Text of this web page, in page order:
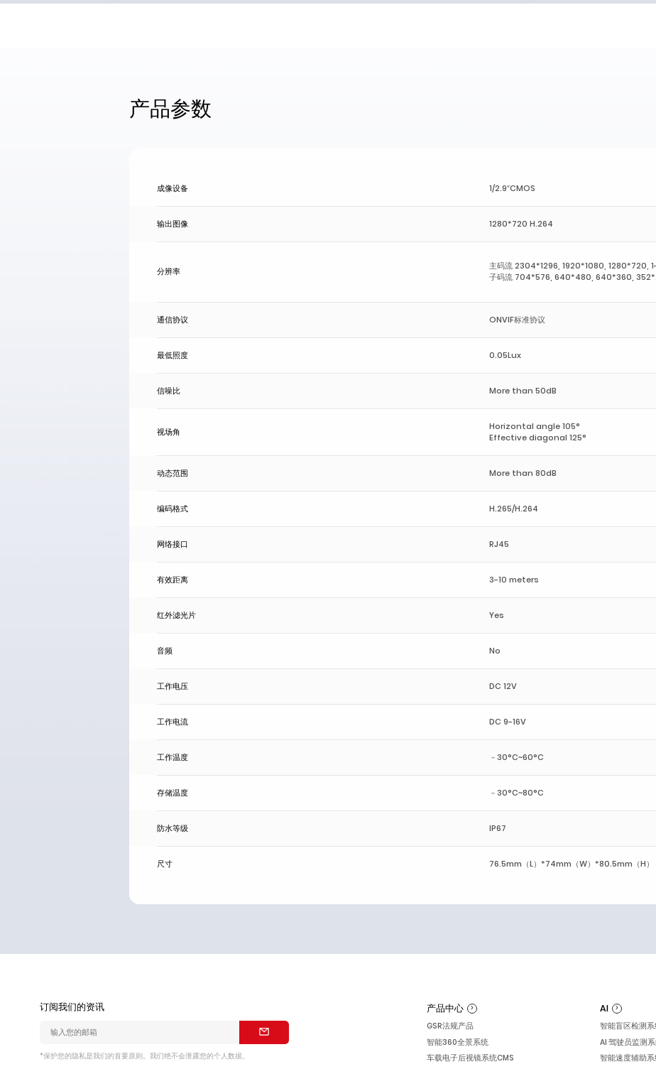
产品参数
成像设备 1/2.9″CMOS
输出图像 1280*720 H.264
分辨率
主码流 2304*1296, 1920*1080, 1280*720,
子码流 704*576, 640*480, 640*360,
通信协议 ONVIF标准协议
最低照度 0.05Lux
信噪比 More than 50dB
视场角
Horizontal angle 105°
Effective diagonal 125°
动态范围 More than 80dB
编码格式 H.265/H.264
网络接口 RJ45
有效距离 3-10 meters
红外滤光片 Yes
音频 No
工作电压 DC 12V
工作电流 DC 9-16V
工作温度 －30°C~60°C
存储温度 －30°C~80°C
防水等级 IP67
尺寸 76.5mm（L）*74mm（W）*80.5mm（H）
订阅我们的资讯
*保护您的隐私是我们的首要原则。我们绝不会泄露您的个人数据。
产品中心
GSR法规产品
智能360全景系统
车载电子后视镜系统CMS
AI
智能盲区检测
AI 驾驶员监测
智能速度辅助